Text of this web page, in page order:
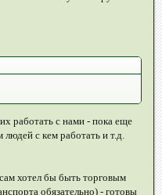
работать с нами - пока еще
с кем работать и т.д.
хотел бы быть торговым
обязательно) - готовы